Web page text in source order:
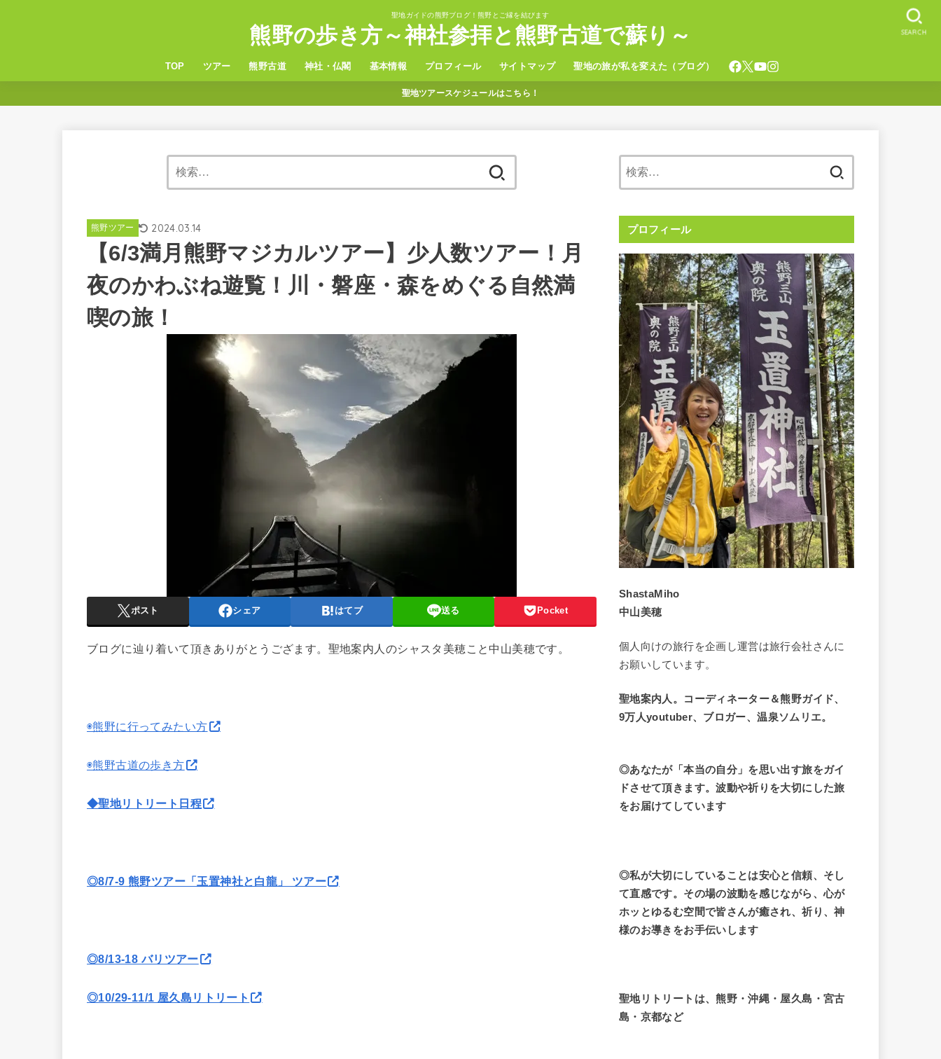
聖地ガイドの熊野ブログ！熊野とご縁を結びます
熊野の歩き方～神社参拝と熊野古道で蘇り～
TOP ツアー 熊野古道 神社・仏閣 基本情報
アクセス
プロフィール サイトマップ 聖地の旅が私を変えた（ブログ）
SEARCH
聖地ツアースケジュールはこちら！
索:
熊野ツアー 2024.03.14
【6/3満月熊野マジカルツアー】少人数ツアー！月
夜のかわぶね遊覧！川・磐座・森をめぐる自然満
喫の旅！
ポスト シェア はてブ 送る Pocket
ブログに辿り着いて頂きありがとうござます。聖地案内人のシャスタ美穂こと中山美穂です。
◉熊野に行ってみたい方
◉熊野古道の歩き方
◆聖地リトリート日程
◎8/7-9 熊野ツアー「玉置神社と白龍」 ツアー
◎8/13-18 バリツアー
◎10/29-11/1 屋久島リトリート
プロフィール
ShastaMiho
中山美穂
個人向けの旅行を企画し運営は旅行会社さんに
お願いしています。
聖地案内人。コーディネーター＆熊野ガイド、
9万人youtuber、ブロガー、温泉ソムリエ。
◎あなたが「本当の自分」を思い出す旅をガイ
ドさせて頂きます。波動や祈りを大切にした旅
をお届けてしています
◎私が大切にしていることは安心と信頼、そし
て直感です。その場の波動を感じながら、心が
ホッとゆるむ空間で皆さんが癒され、祈り、神
様のお導きをお手伝いします
聖地リトリートは、熊野・沖縄・屋久島・宮古
島・京都など